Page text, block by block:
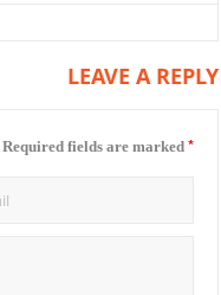
LEAVE A REPLY
Required fields are marked *